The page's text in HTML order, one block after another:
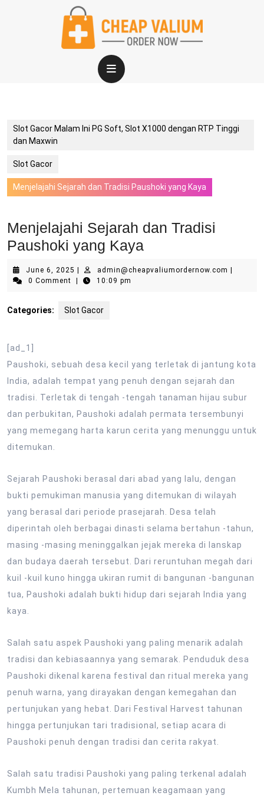
Open
Slot Gacor Malam Ini PG Soft, Slot X1000 dengan RTP Tinggi
dan Maxwin
Slot Gacor
Menjelajahi Sejarah dan Tradisi Paushoki yang Kaya
Menjelajahi Sejarah dan Tradisi
Paushoki yang Kaya
June 6, 2025 June
6,
admin@cheapvaliumordernow.com
0 Comment
10:09 pm
Categories: Slot Gacor
[ad_1]
Paushoki, sebuah desa kecil yang terletak di jantung kota
India, adalah tempat yang penuh dengan sejarah dan
tradisi. Terletak di tengah -tengah tanaman hijau subur
dan perbukitan, Paushoki adalah permata tersembunyi
yang memegang harta karun cerita yang menunggu untuk
ditemukan.
Sejarah Paushoki berasal dari abad yang lalu, dengan
bukti pemukiman manusia yang ditemukan di wilayah
yang berasal dari periode prasejarah. Desa telah
diperintah oleh berbagai dinasti selama bertahun -tahun,
masing -masing meninggalkan jejak mereka di lanskap
dan budaya daerah tersebut. Dari reruntuhan megah dari
kuil -kuil kuno hingga ukiran rumit di bangunan -bangunan
tua, Paushoki adalah bukti hidup dari sejarah India yang
kaya.
Salah satu aspek Paushoki yang paling menarik adalah
tradisi dan kebiasaannya yang semarak. Penduduk desa
Paushoki dikenal karena festival dan ritual mereka yang
penuh warna, yang dirayakan dengan kemegahan dan
pertunjukan yang hebat. Dari Festival Harvest tahunan
hingga pertunjukan tari tradisional, setiap acara di
Paushoki penuh dengan tradisi dan cerita rakyat.
Salah satu tradisi Paushoki yang paling terkenal adalah
Kumbh Mela tahunan, pertemuan keagamaan yang